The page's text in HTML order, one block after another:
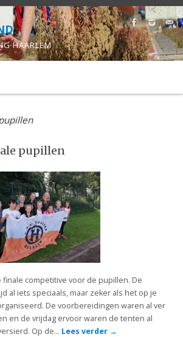
HAARLEM
pupillen
finale competitive voor de pupillen. De
al iets speciaals, maar zeker als het op je
De voorbereidingen waren al ver
en de vrijdag ervoor waren de tenten al
Op de… Lees verder →